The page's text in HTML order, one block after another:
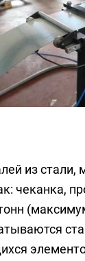
из стали,
чеканка,